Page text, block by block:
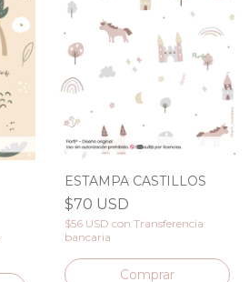
ESTAMPA CASTILLOS
$70 USD
$56 USD con Transferencia
bancaria